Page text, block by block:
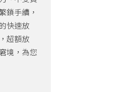
鎖手續，
快速放
超額放
境，為您